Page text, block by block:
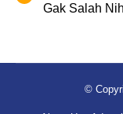
Gak Salah
©